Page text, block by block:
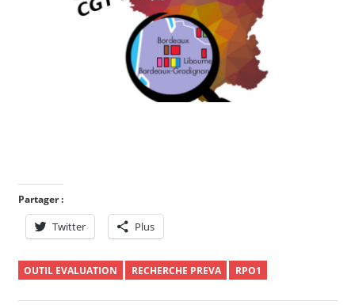
Partager :
Twitter Plus
OUTIL EVALUATION RECHERCHE PREVA RPO1